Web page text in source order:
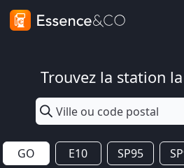
Trouvez la station
GO E10 SP95